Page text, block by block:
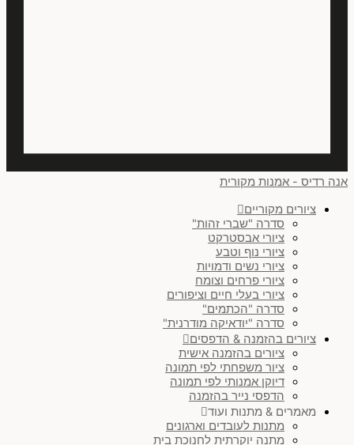
אנה רדיס - אמנות מקורית
ציורים מקוריים
סדרה "שברי זהות"
ציורי אבסטרקט
ציורי נוף וטבע
ציורי נשים ודמויות
ציורי פרחים וצומח
ציורי בעלי חיים וציפורים
סדרה "הכתמים"
סדרה "יודאיקה מודרנית"
ציורים בהזמנה & הדפסים
ציורים בהזמנה אישית
ציור משפחתי לפי תמונה
דיוקן אמנותי לפי תמונה
הדפסי נייר בהזמנה
מאמרים & מתנות ועוד
מתנות לעובדים וארגונים
מתנה יוקרתית לחנוכת בית